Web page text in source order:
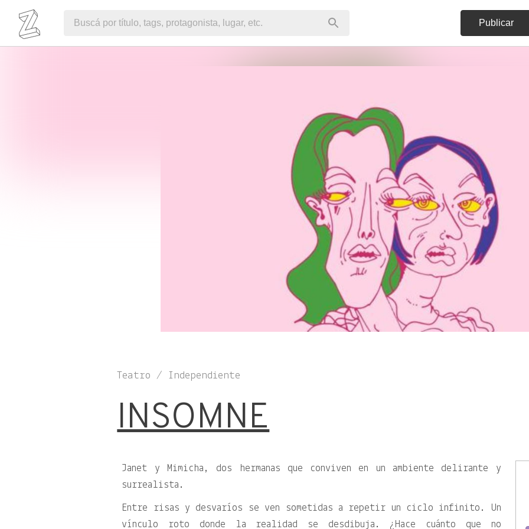
Publicar
Teatro / Independiente
INSOMNE
Janet y Mimicha, dos hermanas que conviven en un ambiente delirante y
surrealista.
Entre risas y desvaríos se ven sometidas a repetir un ciclo infinito. Un
vínculo roto donde la realidad se desdibuja. ¿Hace cuánto que no